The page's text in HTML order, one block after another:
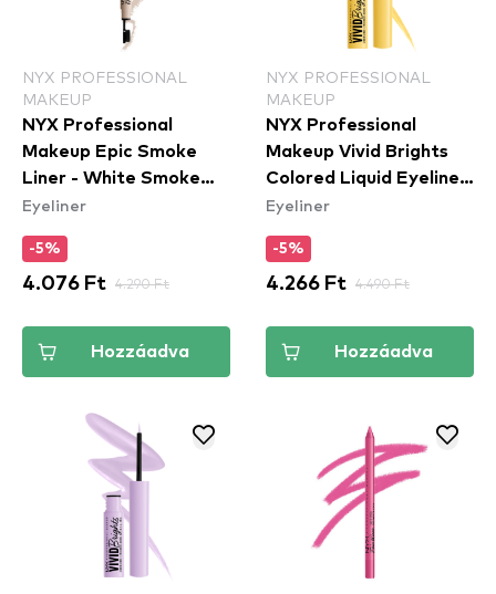
NYX PROFESSIONAL
MAKEUP
NYX Professional
Makeup Epic Smoke
Liner - White Smoke
(ESL01) - szemceruza
Eyeliner
-5%
4.076 Ft 4.290 Ft
Hozzáadva
NYX PROFESSIONAL
MAKEUP
NYX Professional
Makeup Vivid Brights
Colored Liquid Eyeliner
- Had Me At Yellow
tus
Eyeliner
-5%
4.266 Ft 4.490 Ft
Hozzáadva